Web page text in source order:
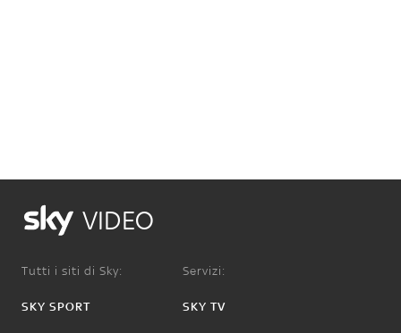
VIDEO
Tutti i siti di Sky:
SKY SPORT
Servizi:
SKY TV